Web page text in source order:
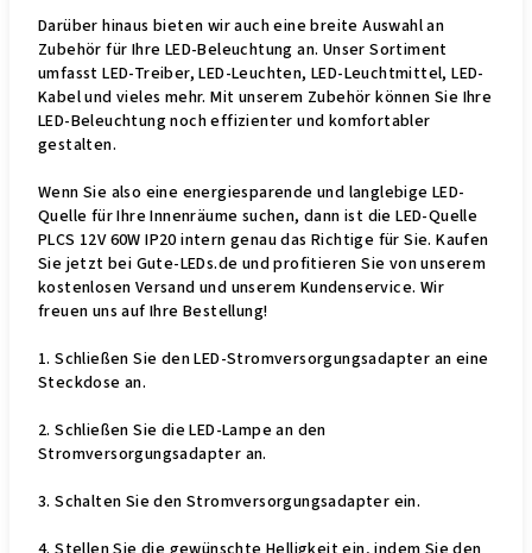
Darüber hinaus bieten wir auch eine breite Auswahl an
Zubehör für Ihre LED-Beleuchtung an. Unser Sortiment
umfasst LED-Treiber, LED-Leuchten, LED-Leuchtmittel, LED-
Kabel und vieles mehr. Mit unserem Zubehör können Sie Ihre
LED-Beleuchtung noch effizienter und komfortabler
gestalten.
Wenn Sie also eine energiesparende und langlebige LED-
Quelle für Ihre Innenräume suchen, dann ist die LED-Quelle
PLCS 12V 60W IP20 intern genau das Richtige für Sie. Kaufen
Sie jetzt bei Gute-LEDs.de und profitieren Sie von unserem
kostenlosen Versand und unserem Kundenservice. Wir
freuen uns auf Ihre Bestellung!
1. Schließen Sie den LED-Stromversorgungsadapter an eine
Steckdose an.
2. Schließen Sie die LED-Lampe an den
Stromversorgungsadapter an.
3. Schalten Sie den Stromversorgungsadapter ein.